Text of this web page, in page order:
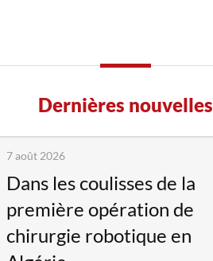
Dernières nouvelles
7 août 2026
Dans les coulisses de la
première opération de
chirurgie robotique en